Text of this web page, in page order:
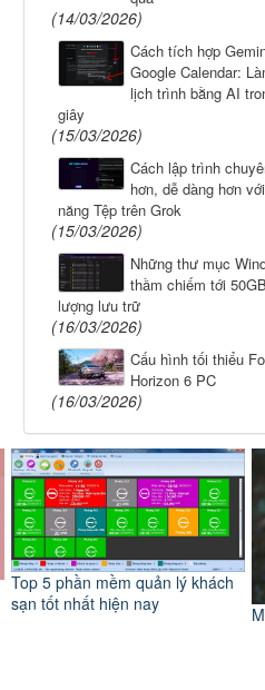
(14/03/2026)
Cách tích hợp
Google Calendar:
lịch trình bằng AI
giây
(15/03/2026)
Cách lập trình
hơn, dễ dàng hơn
năng Tệp trên Grok
(15/03/2026)
Những thư mục
thầm chiếm tới
lượng lưu trữ
(16/03/2026)
Cấu hình tối thiểu
Horizon 6 PC
(16/03/2026)
Top 5 phần mềm quản lý khách
sạn tốt nhất hiện nay